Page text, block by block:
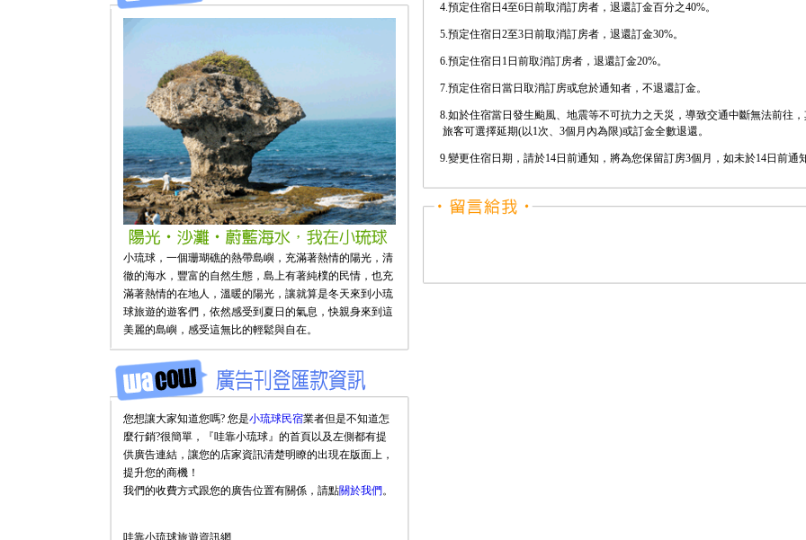
小琉球，一個珊瑚礁的熱帶島嶼，充滿著熱情的陽光，清
徹的海水，豐富的自然生態，島上有著純樸的民情，也充
滿著熱情的在地人，溫暖的陽光，讓就算是冬天來到小琉
球旅遊的遊客們，依然感受到夏日的氣息，快親身來到這
美麗的島嶼，感受這無比的輕鬆與自在。
您想讓大家知道您嗎? 您是小琉球民宿業者但是不知道怎
麼行銷?很簡單，『哇靠小琉球』的首頁以及左側都有提
供廣告連結，讓您的店家資訊清楚明瞭的出現在版面上，
提升您的商機！
我們的收費方式跟您的廣告位置有關係，請點關於我們。
哇靠小琉球旅遊資訊網
4.預定住宿日4至6日前取消訂房者，退還訂金百分之40%。
5.預定住宿日2至3日前取消訂房者，退還訂金30%。
6.預定住宿日1日前取消訂房者，退還訂金20%。
7.預定住宿日當日取消訂房或怠於通知者，不退還訂金。
8.如於住宿當日發生颱風、地震等不可抗力之天災，導致交通中斷無法前往
旅客可選擇延期(以1次、3個月內為限)或訂金全數退還。
9.變更住宿日期，請於14日前通知，將為您保留訂房3個月，如未於14日前通